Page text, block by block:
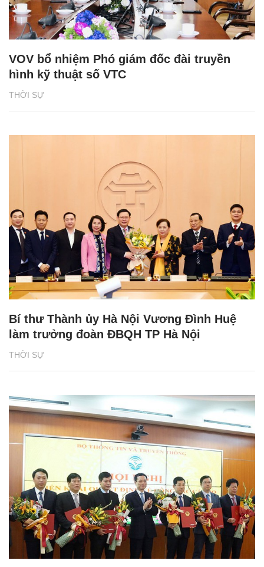
THỜI SỰ
VOV bổ nhiệm Phó giám đốc đài truyền
hình kỹ thuật số VTC
THỜI SỰ
Bí thư Thành ủy Hà Nội Vương Đình Huệ
làm trưởng đoàn ĐBQH TP Hà Nội